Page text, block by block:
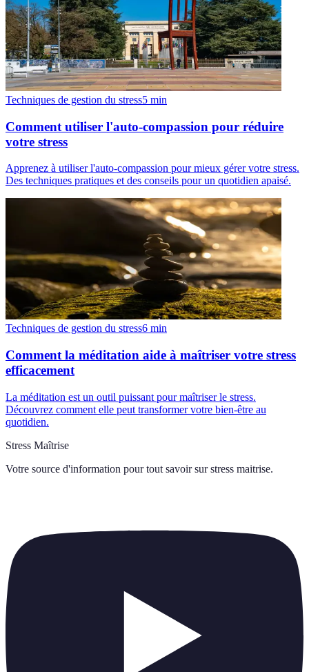
Techniques de gestion du stress5 min
Comment utiliser l'auto-compassion pour réduire
votre stress
Apprenez à utiliser l'auto-compassion pour mieux gérer votre stress.
Des techniques pratiques et des conseils pour un quotidien apaisé.
Techniques de gestion du stress6 min
Comment la méditation aide à maîtriser votre stress
efficacement
La méditation est un outil puissant pour maîtriser le stress.
Découvrez comment elle peut transformer votre bien-être au
quotidien.
Stress Maîtrise
Votre source d'information pour tout savoir sur stress maitrise.